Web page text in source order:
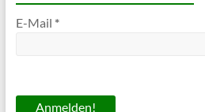
E-Mail *